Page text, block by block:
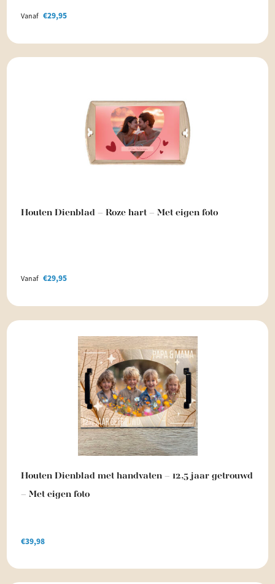
Vanaf €29,95
Houten Dienblad – Roze hart – Met eigen foto
Vanaf €29,95
Houten Dienblad met handvaten – 12,5 jaar getrouwd
– Met eigen foto
€39,98